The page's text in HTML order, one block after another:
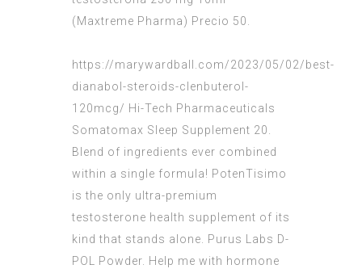
(Maxtreme Pharma) Precio 50.
https://marywardball.com/2023/05/02/best-
dianabol-steroids-clenbuterol-
120mcg/ Hi-Tech Pharmaceuticals
Somatomax Sleep Supplement 20.
Blend of ingredients ever combined
within a single formula! PotenTisimo
is the only ultra-premium
testosterone health supplement of its
kind that stands alone. Purus Labs D-
POL Powder. Help me with hormone